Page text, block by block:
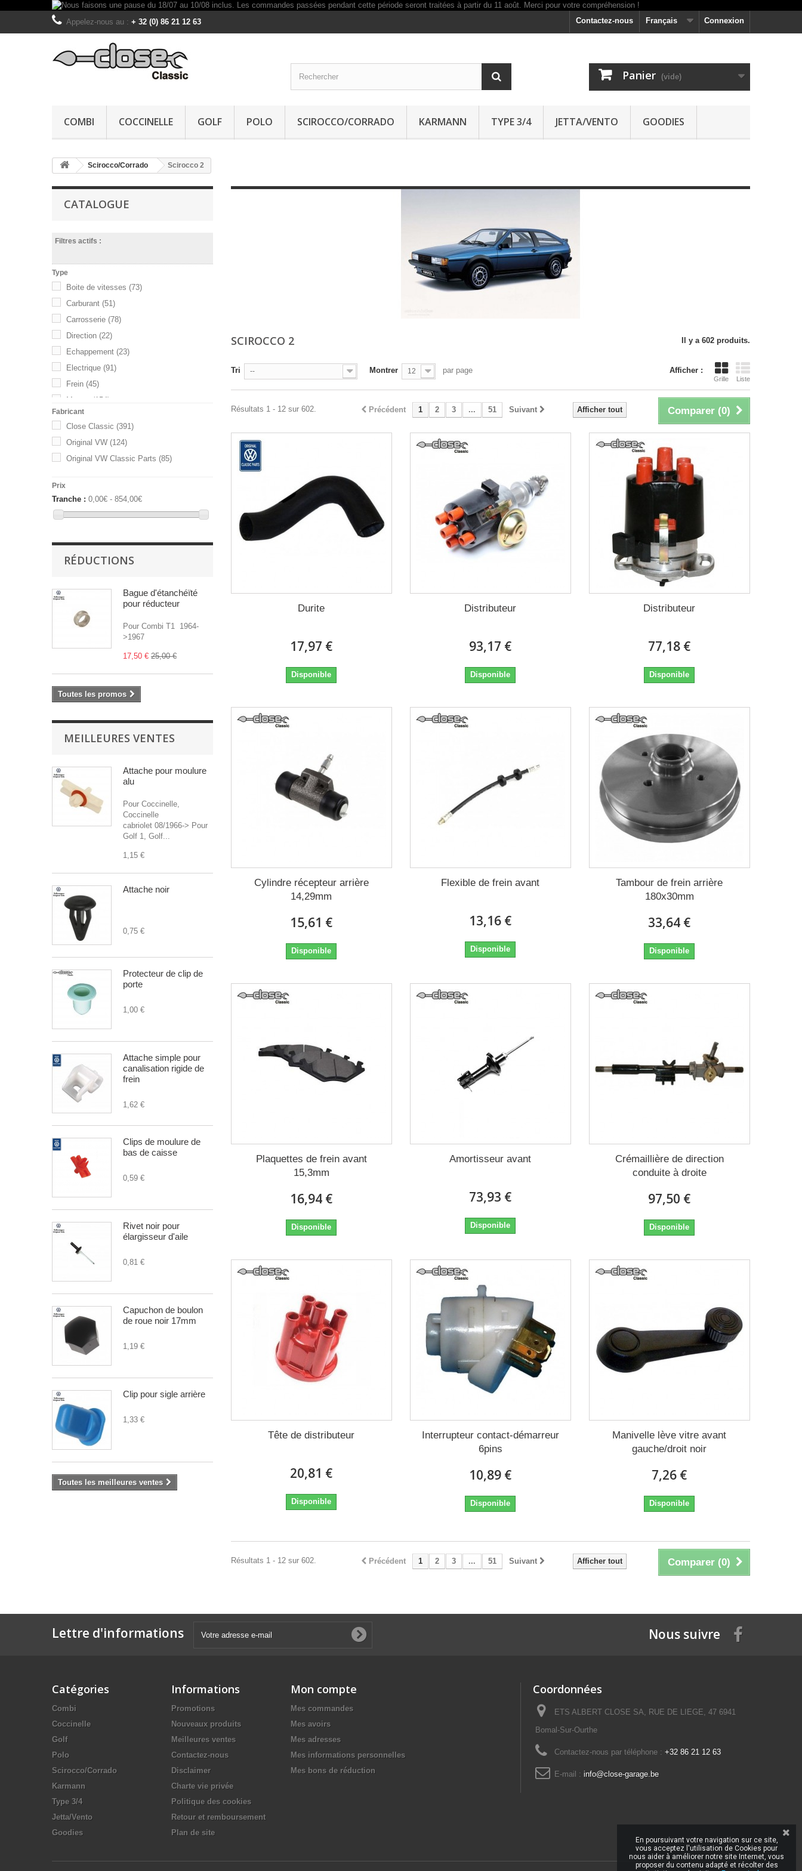
Connexion
Français
Contactez-nous
Appelez-nous au : + 32 (0) 86 21 12 63
Panier (vide)
COMBI COCCINELLE GOLF POLO SCIROCCO/CORRADO KARMANN TYPE 3/4 JETTA/VENTO GOODIES
Scirocco/Corrado Scirocco 2
CATALOGUE
Filtres actifs :
Type
Boite de vitesses (73)
Carburant (51)
Carrosserie (78)
Direction (22)
Echappement (23)
Electrique (91)
Frein (45)
Moteur
(154)
Suspension
(24)
Fabricant
Close Classic (391)
Original VW (124)
Original VW Classic Parts (85)
Prix
Tranche : 0,00€ - 854,00€
RÉDUCTIONS
Bague d'étanchéïté
pour réducteur
Pour Combi T1 1964-
>1967
17,50 € 25,00 €
Toutes les promos
MEILLEURES VENTES
Attache pour moulure
alu
Pour Coccinelle,
Coccinelle
cabriolet 08/1966-> Pour
Golf 1, Golf...
1,15 €
Attache noir
0,75 €
Protecteur de clip de
porte
1,00 €
Attache simple pour
canalisation rigide de
frein
1,62 €
Clips de moulure de
bas de caisse
0,59 €
Rivet noir pour
élargisseur d'aile
0,81 €
Capuchon de boulon
de roue noir 17mm
1,19 €
Clip pour sigle arrière
1,33 €
Toutes les meilleures ventes
SCIROCCO 2 Il y a 602 produits.
Afficher :
Grille Liste
Tri -- Montrer 12 par page
Comparer (0)
Afficher tout
Précédent 1 2 3 ... 51 Suivant
Résultats 1 - 12 sur 602.
Durite
17,97 €
Disponible
Distributeur
93,17 €
Disponible
Distributeur
77,18 €
Disponible
Cylindre récepteur arrière
14,29mm
15,61 €
Disponible
Flexible de frein avant
13,16 €
Disponible
Tambour de frein arrière
180x30mm
33,64 €
Disponible
Plaquettes de frein avant
15,3mm
16,94 €
Disponible
Amortisseur avant
73,93 €
Disponible
Crémaillière de direction
conduite à droite
97,50 €
Disponible
Tête de distributeur
20,81 €
Disponible
Interrupteur contact-démarreur
6pins
10,89 €
Disponible
Manivelle lève vitre avant
gauche/droit noir
7,26 €
Disponible
Comparer (0)
Afficher tout
Précédent 1 2 3 ... 51 Suivant
Résultats 1 - 12 sur 602.
Lettre d'informations Nous suivre
Catégories
Combi
Coccinelle
Golf
Polo
Scirocco/Corrado
Karmann
Type 3/4
Jetta/Vento
Goodies
Informations
Promotions
Nouveaux produits
Meilleures ventes
Contactez-nous
Disclaimer
Charte vie privée
Politique des cookies
Retour et remboursement
Plan de site
Mon compte
Mes commandes
Mes avoirs
Mes adresses
Mes informations personnelles
Mes bons de réduction
Coordonnées
ETS ALBERT CLOSE SA, RUE DE LIEGE, 47 6941
Bomal-Sur-Ourthe
Contactez-nous par téléphone : +32 86 21 12 63
E-mail : info@close-garage.be
En poursuivant votre navigation sur ce site,
vous acceptez l'utilisation de Cookies pour
nous aider à améliorer notre site Internet, vous
proposer du contenu adapté et récolter des